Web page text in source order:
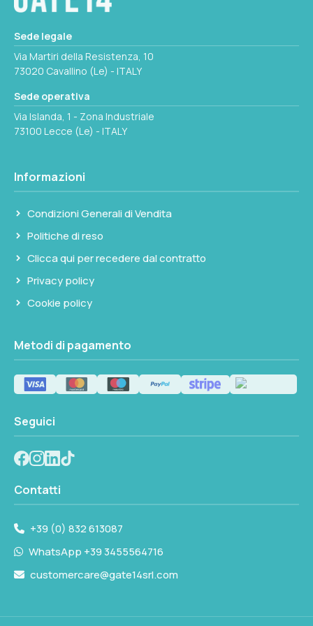
Sede legale
Via Martiri della Resistenza, 10
73020 Cavallino (Le) - ITALY
Sede operativa
Via Islanda, 1 - Zona Industriale
73100 Lecce (Le) - ITALY
Informazioni
Condizioni Generali di Vendita
Politiche di reso
Clicca qui per recedere dal contratto
Privacy policy
Cookie policy
Metodi di pagamento
Seguici
Contatti
+39 (0) 832 613087
WhatsApp +39 3455564716
customercare@gate14srl.com